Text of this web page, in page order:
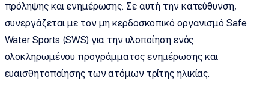
πρόληψης και ενημέρωσης. Σε αυτή την κατεύθυνση,
συνεργάζεται με τον μη κερδοσκοπικό οργανισμό Safe
Water Sports (SWS) για την υλοποίηση ενός
ολοκληρωμένου προγράμματος ενημέρωσης και
ευαισθητοποίησης των ατόμων τρίτης ηλικίας.